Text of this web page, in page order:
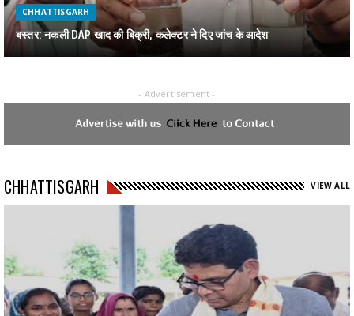
CHHATTISGARH
बस्तर: नकली DAP खाद की बिक्री, कलेक्टर ने दिए जांच के आदेश
जगदलपुर में पकड़ाया 1 करोड़ का गांजा
रायपुर : स्वेच्छानुदान मद से सुदूर वनांचल स्थित स्वामी आत्मानंद स्कूल, मांझीगुडा को
10 कंप्यूटर प्रदत्त
- Advertisement -
CHHATTISGARH VIEW ALL